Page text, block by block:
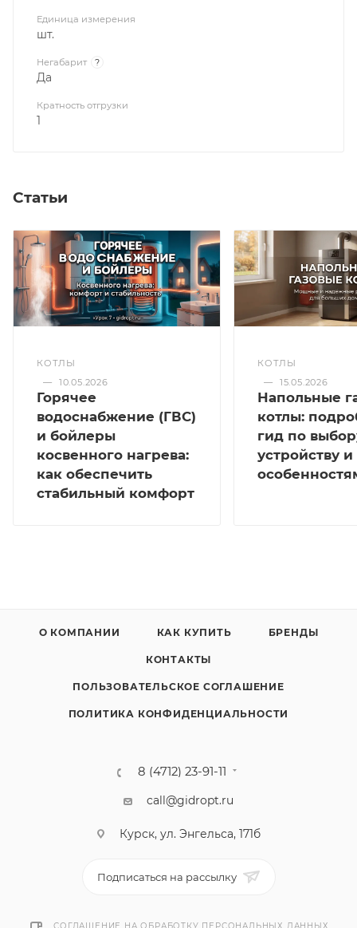
Единица измерения
шт.
Негабарит ?
Да
Кратность отгрузки
1
Статьи
КОТЛЫ
—
10.05.2026
Горячее
водоснабжение (ГВС)
и бойлеры
косвенного нагрева:
как обеспечить
стабильный комфорт
КОТЛЫ
—
15.05.2026
Напольные
котлы:
гид по
устройству и
О КОМПАНИИ КАК КУПИТЬ БРЕНДЫ
КОНТАКТЫ
ПОЛЬЗОВАТЕЛЬСКОЕ СОГЛАШЕНИЕ
ПОЛИТИКА КОНФИДЕНЦИАЛЬНОСТИ
8 (4712) 23-91-11
call@gidropt.ru
Курск, ул. Энгельса, 171б
Подписаться на рассылку